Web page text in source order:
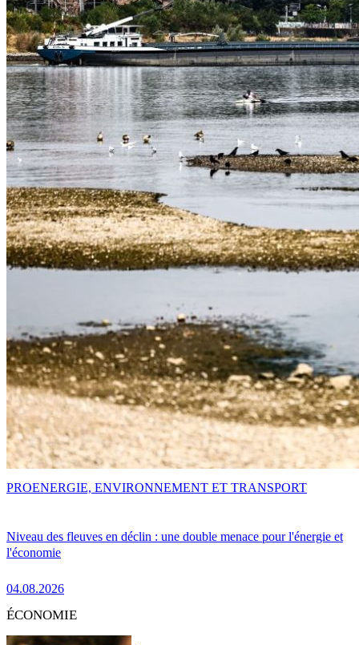
Niveau des fleuves en déclin : une double menace pour l'énergie et
l'économie
04.08.2026
PROENERGIE, ENVIRONNEMENT ET TRANSPORT
ÉCONOMIE